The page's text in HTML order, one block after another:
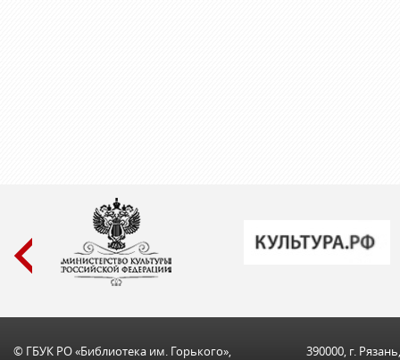
© ГБУК РО «Библиотека им. Горького»,
390000, г. Рязань,